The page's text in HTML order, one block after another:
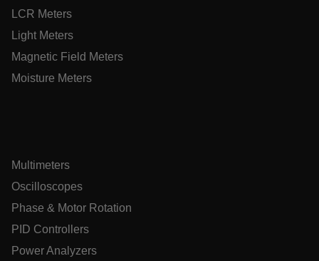
LCR Meters
Light Meters
Magnetic Field Meters
Moisture Meters
Multimeters
Oscilloscopes
Phase & Motor Rotation
PID Controllers
Power Analyzers
tdflang